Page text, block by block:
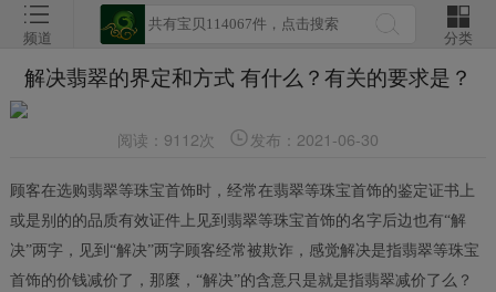
频道 分类
解决翡翠的界定和方式 有什么？有关的要求是？
阅读：9112次 发布：2021-06-30
顾客在选购翡翠等珠宝首饰时，经常在翡翠等珠宝首饰的鉴定证书上
或是别的的品质有效证件上见到翡翠等珠宝首饰的名字后边也有“解
决”两字，见到“解决”两字顾客经常被欺诈，感觉解决是指翡翠等珠宝
首饰的价钱减价了，那麼，“解决”的含意只是就是指翡翠减价了么？